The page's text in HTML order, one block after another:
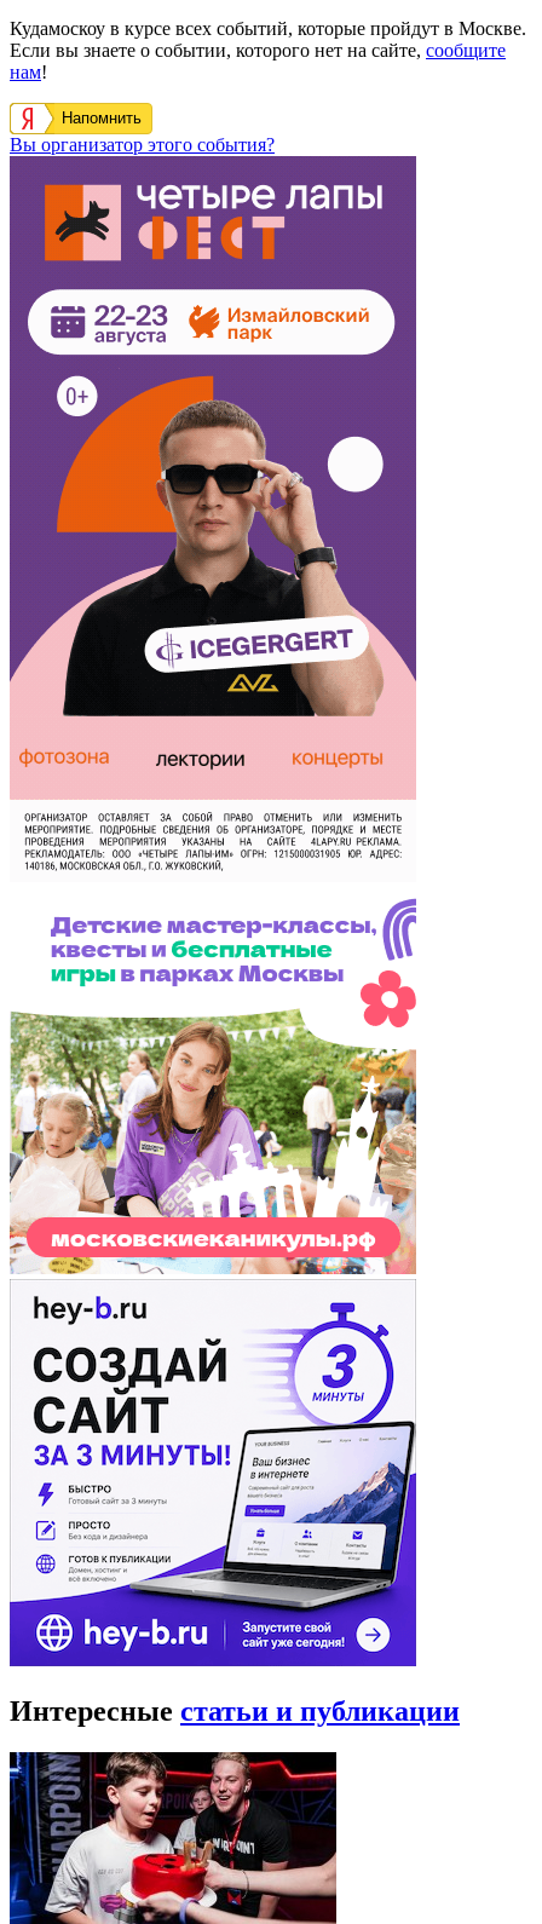
Кудамоскоу в курсе всех событий, которые пройдут в Москве.
Если вы знаете о событии, которого нет на сайте, сообщите
нам!
Напомнить
Вы организатор этого события?
Интересные статьи и публикации